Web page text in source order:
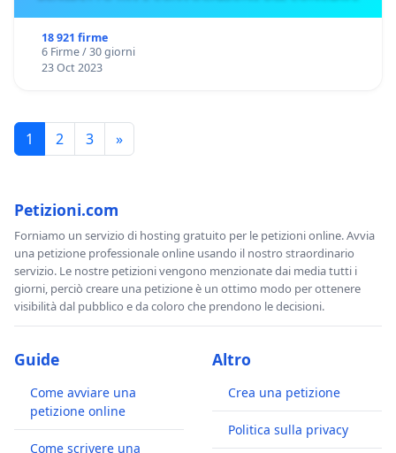
18 921 firme
6 Firme / 30 giorni
23 Oct 2023
1 2 3 »
Petizioni.com
Forniamo un servizio di hosting gratuito per le petizioni online. Avvia
una petizione professionale online usando il nostro straordinario
servizio. Le nostre petizioni vengono menzionate dai media tutti i
giorni, perciò creare una petizione è un ottimo modo per ottenere
visibilità dal pubblico e da coloro che prendono le decisioni.
Guide
Come avviare una
petizione online
Come scrivere una
Altro
Crea una petizione
Politica sulla privacy